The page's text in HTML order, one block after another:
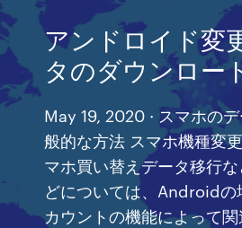
アンドロイド変
タのダウンロー
May 19, 2020 · スマホの
般的な方法 スマホ機種変
マホ買い替えデータ移行
どについては、Android
カウントの機能によって